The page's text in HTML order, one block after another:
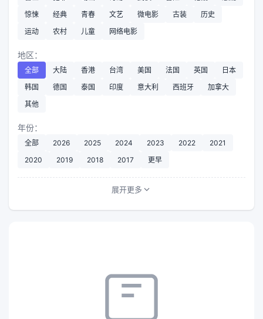
惊悚
经典 青春 文艺 微电影 古装
历史
运动
农村 儿童 网络电影
地区：
全部 大陆 香港 台湾 美国 法国 英国
日本
韩国
德国 泰国 印度 意大利 西班牙
加拿大
其他
年份：
全部 2026 2025 2024 2023 2022
2021
2020
2019 2018 2017 更早
展开更多